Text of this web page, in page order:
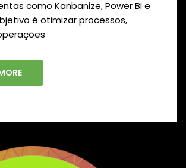
como Kanbanize, Power BI e
é otimizar processos,